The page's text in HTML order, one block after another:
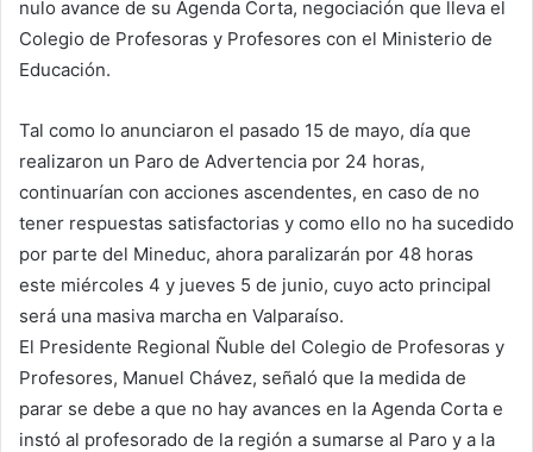
nulo avance de su Agenda Corta, negociación que lleva el
Colegio de Profesoras y Profesores con el Ministerio de
Educación.
Tal como lo anunciaron el pasado 15 de mayo, día que
realizaron un Paro de Advertencia por 24 horas,
continuarían con acciones ascendentes, en caso de no
tener respuestas satisfactorias y como ello no ha sucedido
por parte del Mineduc, ahora paralizarán por 48 horas
este miércoles 4 y jueves 5 de junio, cuyo acto principal
será una masiva marcha en Valparaíso.
El Presidente Regional Ñuble del Colegio de Profesoras y
Profesores, Manuel Chávez, señaló que la medida de
parar se debe a que no hay avances en la Agenda Corta e
instó al profesorado de la región a sumarse al Paro y a la